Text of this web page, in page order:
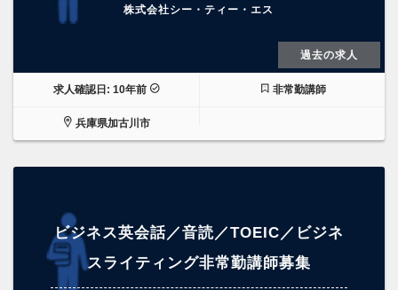
株式会社シー・ティー・エス
過去の求人
求人確認日: 10年前 非常勤講師
兵庫県加古川市
ビジネス英会話／音読／TOEIC／ビジネ
スライティング非常勤講師募集